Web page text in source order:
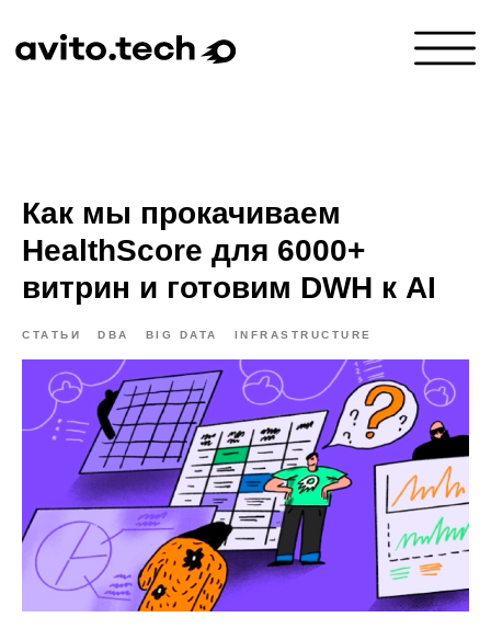
Как мы прокачиваем
HealthScore для 6000+
витрин и готовим DWH к AI
СТАТЬИ DBA BIG DATA INFRASTRUCTURE